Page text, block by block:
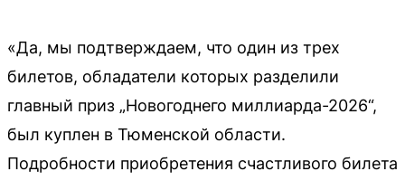
«Да, мы подтверждаем, что один из трех
билетов, обладатели которых разделили
главный приз „Новогоднего миллиарда-2026“,
был куплен в Тюменской области.
Подробности приобретения счастливого билета